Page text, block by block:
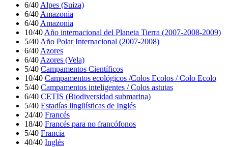
6/40 Alpes (Suiza)
6/40 Amazonia
6/40 Amazonia
10/40 Año internacional del Planeta Tierra (2007-2008-2009)
5/40 Año Polar Internacional (2007-2008)
6/40 Azores
6/40 Azores (Vela)
5/40 Campamentos Científicos
10/40 Campamentos ecológicos /Colos Ecolos / Colo Ecolo
5/40 Campamentos inteligentes / Colos astutas
6/40 CETIS (Biodiversidad submarina)
5/40 Estadías lingüísticas de Inglés
24/40 Francés
18/40 Francés para no francófonos
5/40 Francia
40/40 Inglés